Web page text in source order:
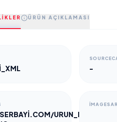
ÜRÜN AÇIKLAMASI
-